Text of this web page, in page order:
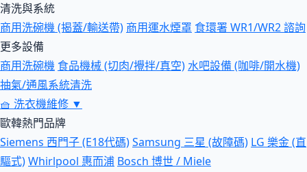
清洗與系統
商用洗碗機 (揭蓋/輸送帶) 商用運水煙罩 食環署 WR1/WR2 諮詢
更多設備
商用洗碗機 食品機械 (切肉/攪拌/真空)水吧設備 (咖啡/開水機)
抽氣/通風系統清洗
🧺 洗衣機維修 ▼
歐韓熱門品牌
Siemens 西門子 (E18代碼)Samsung 三星 (故障碼) LG 樂金 (直
驅式)Whirlpool 惠而浦 Bosch 博世 / Miele